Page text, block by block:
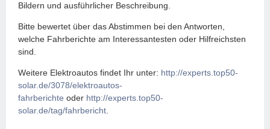
Bildern und ausführlicher Beschreibung.
Bitte bewertet über das Abstimmen bei den Antworten,
welche Fahrberichte am Interessantesten oder Hilfreichsten
sind.
Weitere Elektroautos findet Ihr unter: http://experts.top50-
solar.de/3078/elektroautos-
fahrberichte oder http://experts.top50-
solar.de/tag/fahrbericht